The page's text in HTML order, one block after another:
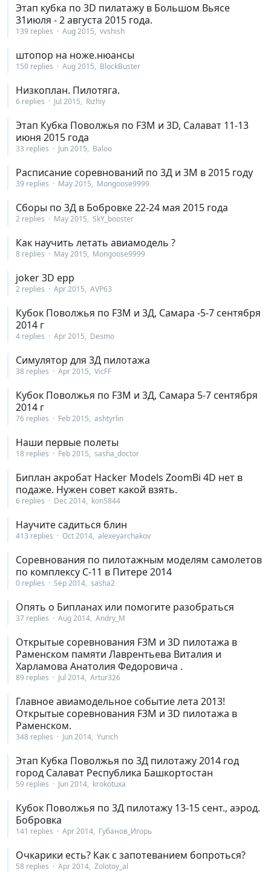
Этап кубка по 3D пилатажу в Большом Вьясе
31июля - 2 августа 2015 года.
139 replies Aug 2015 vvshish
штопор на ноже.нюансы
150 replies Aug 2015 BlockBuster
Низкоплан. Пилотяга.
6 replies Jul 2015 Rizhiy
Этап Кубка Поволжья по F3M и 3D, Салават 11-13
июня 2015 года
33 replies Jun 2015 Baloo
Расписание соревнований по 3Д и 3М в 2015 году
39 replies May 2015 Mongoose9999
Сборы по 3Д в Бобровке 22-24 мая 2015 года
2 replies May 2015 SkY_booster
Как научить летать авиамодель ?
8 replies May 2015 Mongoose9999
joker 3D epp
2 replies Apr 2015 AVP63
Кубок Поволжья по F3M и 3Д, Самара -5-7 сентября
2014 г
4 replies Apr 2015 Desmo
Симулятор для 3Д пилотажа
38 replies Apr 2015 VicFF
Кубок Поволжья по F3M и 3Д, Самара 5-7 сентября
2014 г
76 replies Feb 2015 ashtyrlin
Наши первые полеты
18 replies Feb 2015 sasha_doctor
Биплан акробат Hacker Models ZoomBi 4D нет в
подаже. Нужен совет какой взять.
6 replies Dec 2014 kon5844
Научите садиться блин
413 replies Oct 2014 alexeyarchakov
Соревнования по пилотажным моделям самолетов
по комплексу С-11 в Питере 2014
0 replies Sep 2014 sasha2
Опять о Бипланах или помогите разобраться
37 replies Aug 2014 Andry_M
Открытые соревнования F3M и 3D пилотажа в
Раменском памяти Лаврентьева Виталия и
Харламова Анатолия Федоровича .
89 replies Jul 2014 Artur326
Главное авиамодельное событие лета 2013!
Открытые соревнования F3M и 3D пилотажа в
Раменском.
348 replies Jun 2014 Yurich
Этап Кубка Поволжья по 3Д пилотажу 2014 год
город Салават Республика Башкортостан
59 replies Jun 2014 krokotuxa
Кубок Поволжья по 3Д пилотажу 13-15 сент., аэрод.
Бобровка
141 replies Apr 2014 Губанов_Игорь
Очкарики есть? Как с запотеванием бопроться?
58 replies Apr 2014 Zolotoy_al